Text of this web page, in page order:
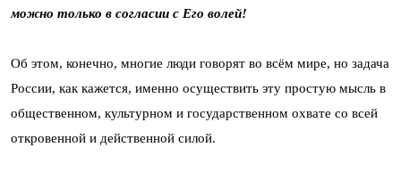
можно только в согласии с Его волей!
Об этом, конечно, многие люди говорят во всём мире, но задача
России, как кажется, именно осуществить эту простую мысль в
общественном, культурном и государственном охвате со всей
откровенной и действенной силой.